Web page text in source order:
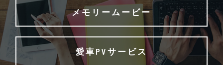
メモリームービー
愛車PVサービス